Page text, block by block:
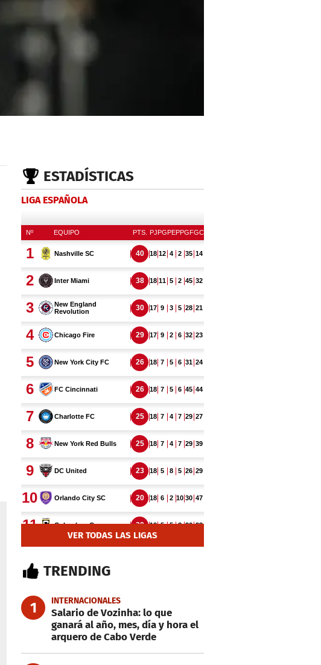
ESTADÍSTICAS
LIGA ESPAÑOLA
VER TODAS LAS LIGAS
TRENDING
1 INTERNACIONALES
Salario de Vozinha: lo que
ganará al año, mes, día y hora el
arquero de Cabo Verde